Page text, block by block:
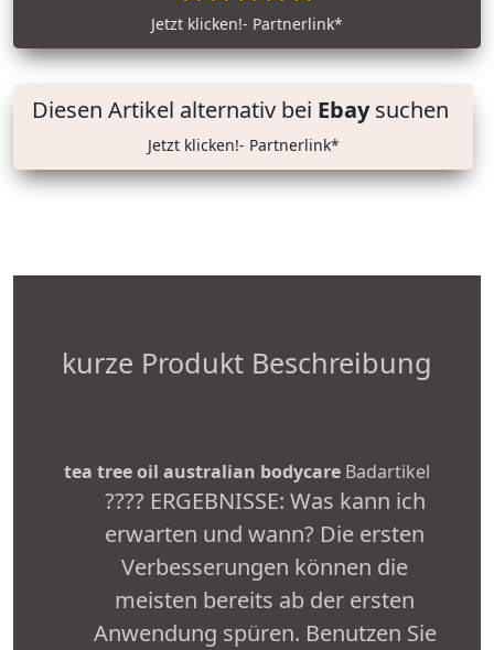
Jetzt klicken!- Partnerlink*
Diesen Artikel alternativ bei Ebaysuchen
Jetzt klicken!- Partnerlink*
kurze Produkt Beschreibung
tea tree oil australian bodycare Badartikel
???? ERGEBNISSE: Was kann ich
erwarten und wann? Die ersten
Verbesserungen können die
meisten bereits ab der ersten
Anwendung spüren. Benutzen Sie